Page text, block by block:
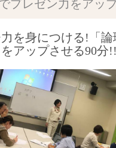
プレゼン力をアッ
を身につける!「
アップさせる90分!!